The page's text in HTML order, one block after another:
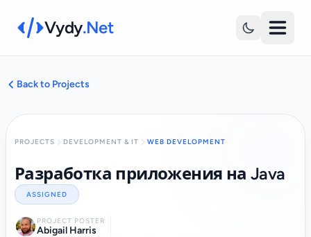
Vydy.Net
Back to Projects
PROJECTS DEVELOPMENT & IT WEB DEVELOPMENT
Разработка приложения на Java
ASSIGNED
PROJECT POSTER
Abigail Harris